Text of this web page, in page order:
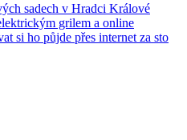
sadech v Hradci Králové
grilem a online
si ho půjde přes internet za sto